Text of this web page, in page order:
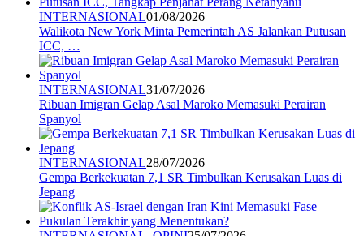
INTERNASIONAL01/08/2026
Walikota New York Minta Pemerintah AS Jalankan Putusan
ICC, …
INTERNASIONAL31/07/2026
Ribuan Imigran Gelap Asal Maroko Memasuki Perairan
Spanyol
INTERNASIONAL28/07/2026
Gempa Berkekuatan 7,1 SR Timbulkan Kerusakan Luas di
Jepang